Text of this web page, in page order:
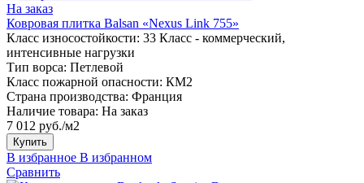
На заказ
Ковровая плитка Balsan «Nexus Link 755»
Класс износостойкости: 33 Класс - коммерческий,
интенсивные нагрузки
Тип ворса: Петлевой
Класс пожарной опасности: КМ2
Страна производства: Франция
Наличие товара: На заказ
7 012 руб./м2
Купить
В избранное В избранном
Сравнить